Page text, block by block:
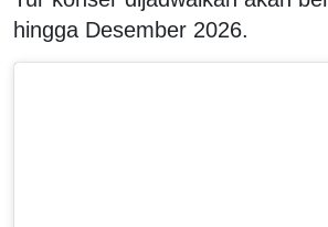
hingga Desember 2026.